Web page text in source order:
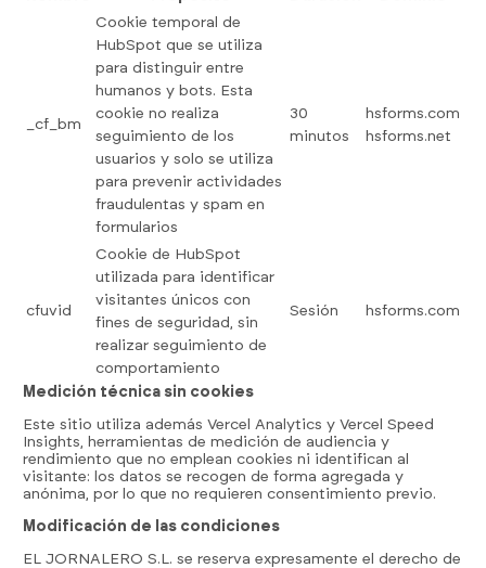
_cf_bm
Cookie temporal de
HubSpot que se utiliza
para distinguir entre
humanos y bots. Esta
cookie no realiza
seguimiento de los
usuarios y solo se utiliza
para prevenir actividades
fraudulentas y spam en
formularios
30
minutos
hsforms.com
hsforms.net
cfuvid
Cookie de HubSpot
utilizada para identificar
visitantes únicos con
fines de seguridad, sin
realizar seguimiento de
comportamiento
Sesión hsforms.com
Medición técnica sin cookies
Este sitio utiliza además Vercel Analytics y Vercel Speed
Insights, herramientas de medición de audiencia y
rendimiento que no emplean cookies ni identifican al
visitante: los datos se recogen de forma agregada y
anónima, por lo que no requieren consentimiento previo.
Modificación de las condiciones
EL JORNALERO S.L. se reserva expresamente el derecho de